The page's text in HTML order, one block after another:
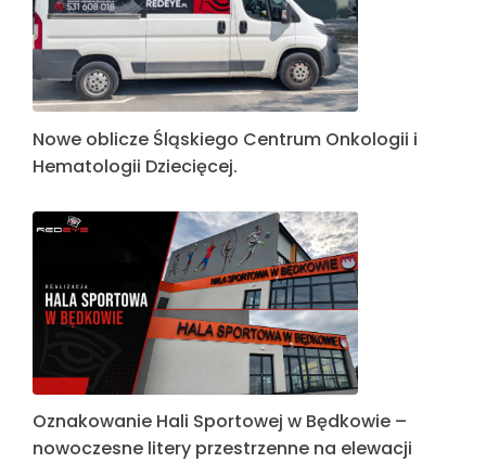
Nowe oblicze Śląskiego Centrum Onkologii i
Hematologii Dziecięcej.
Oznakowanie Hali Sportowej w Będkowie –
nowoczesne litery przestrzenne na elewacji